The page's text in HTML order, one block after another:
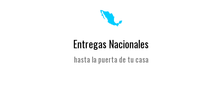
Entregas Nacionales
hasta la puerta de tu casa